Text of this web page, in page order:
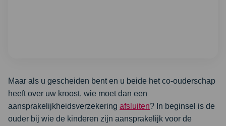
Maar als u gescheiden bent en u beide het co-ouderschap
heeft over uw kroost, wie moet dan een
aansprakelijkheidsverzekering afsluiten? In beginsel is de
ouder bij wie de kinderen zijn aansprakelijk voor de